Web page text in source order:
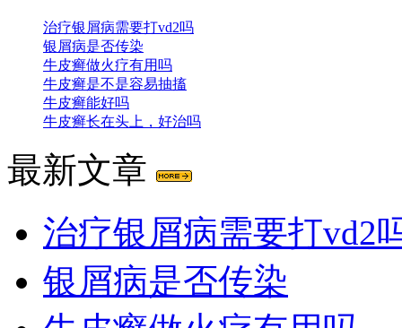
治疗银屑病需要打vd2吗
银屑病是否传染
牛皮癣做火疗有用吗
牛皮癣是不是容易抽搐
牛皮癣能好吗
牛皮癣长在头上，好治吗
最新文章
治疗银屑病需要打vd2
银屑病是否传染